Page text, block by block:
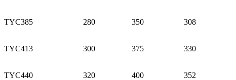
TYC385 280 350 308
TYC413 300 375 330
TYC440 320 400 352